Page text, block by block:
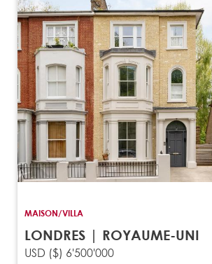
MAISON/VILLA
LONDRES | ROYAUME-UNI
USD ($) 6'500'000